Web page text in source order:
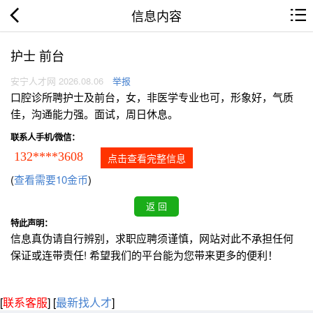
信息内容
护士 前台
安宁人才网 2026.08.06 举报
口腔诊所聘护士及前台，女，非医学专业也可，形象好，气质
佳，沟通能力强。面试，周日休息。
联系人手机/微信：
132****3608 点击查看完整信息
(查看需要10金币)
特此声明：
信息真伪请自行辨别，求职应聘须谨慎，网站对此不承担任何
保证或连带责任! 希望我们的平台能为您带来更多的便利！
[联系客服] [最新找人才]